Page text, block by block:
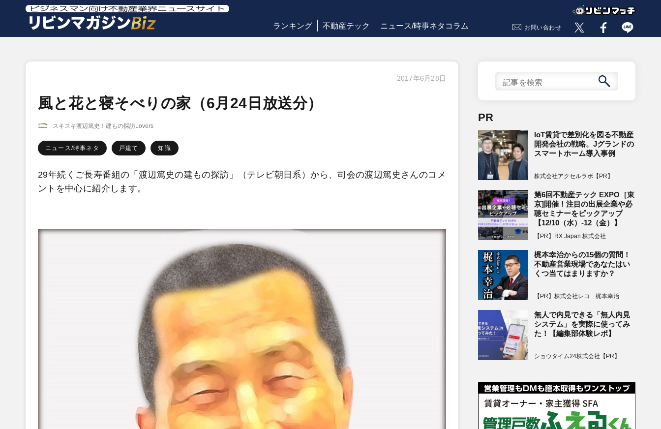
ランキング 不動産テック ニュース/時事ネタコラム お問い合わせ
2017年6月28日
風と花と寝そべりの家（6月24日放送分）
スキスキ渡辺篤史！建もの探訪Lovers
ニュース/時事ネタ 戸建て 知識
29年続くご長寿番組の「渡辺篤史の建もの探訪」（テレビ朝日系）から、司会の渡辺篤史さんのコメ
ントを中心に紹介します。
PR
IoT賃貸で差別化を図る不動産
開発会社の戦略。Jグランドの
スマートホーム導入事例
株式会社アクセルラボ【PR】
第6回不動産テック EXPO［東
京]開催！注目の出展企業や必
聴セミナーをピックアップ
【12/10（水）-12（金）】
【PR】RX Japan 株式会社
梶本幸治からの15個の質問！
不動産営業現場であなたはい
くつ当てはまりますか？
【PR】株式会社レコ 梶本幸治
無人で内見できる「無人内見
システム」を実際に使ってみ
た！【編集部体験レポ】
ショウタイム24株式会社【PR】